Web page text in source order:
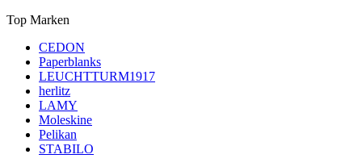
Top Marken
CEDON
Paperblanks
LEUCHTTURM1917
herlitz
LAMY
Moleskine
Pelikan
STABILO